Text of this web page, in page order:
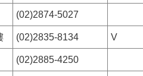
(02)2874-5027
(02)2835-8134 V
(02)2885-4250